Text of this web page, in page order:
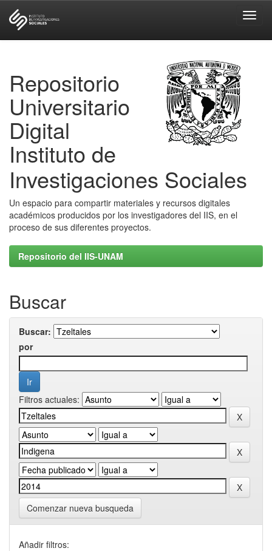
Repositorio
Universitario
Digital
Instituto de
Investigaciones Sociales
Un espacio para compartir materiales y recursos digitales
académicos producidos por los investigadores del IIS, en el
proceso de sus diferentes proyectos.
Repositorio del IIS-UNAM
Buscar
Buscar:
por
Filtros actuales:
Comenzar nueva busqueda
Añadir filtros: